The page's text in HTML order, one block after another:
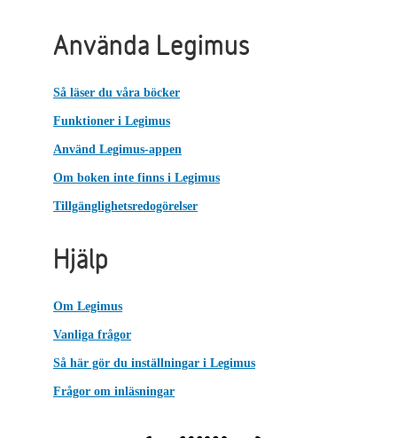
Använda Legimus
Så läser du våra böcker
Funktioner i Legimus
Använd Legimus-appen
Om boken inte finns i Legimus
Tillgänglighetsredogörelser
Hjälp
Om Legimus
Vanliga frågor
Så här gör du inställningar i Legimus
Frågor om inläsningar